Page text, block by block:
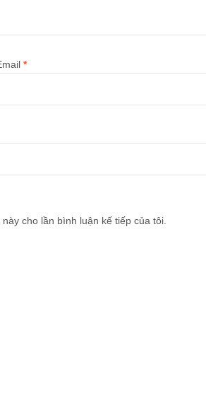
*
cho lần bình luận kế tiếp của tôi.